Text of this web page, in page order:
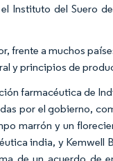
Instituto del Suero
frente a muchos
y principios de
farmacéutica de
por el gobierno,
marrón y un
india, y